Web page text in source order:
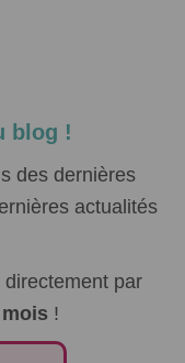
blog !
des dernières
actualités
par
!